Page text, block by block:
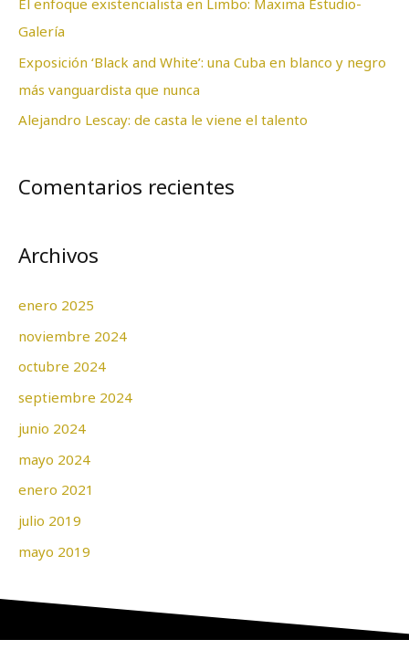
r
:
Galería
Exposición ‘Black and White’: una Cuba en blanco y negro
más vanguardista que nunca
Alejandro Lescay: de casta le viene el talento
Comentarios recientes
Archivos
enero 2025
noviembre 2024
octubre 2024
septiembre 2024
junio 2024
mayo 2024
enero 2021
julio 2019
mayo 2019